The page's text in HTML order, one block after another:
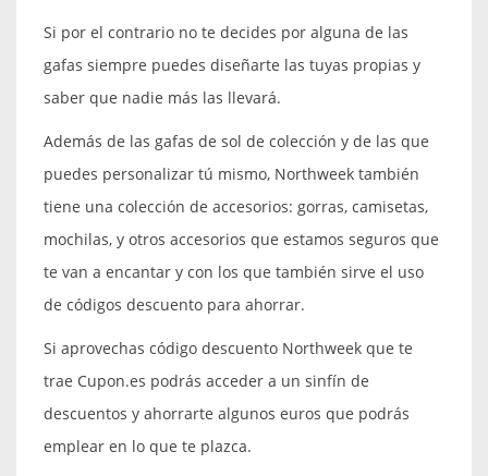
Si por el contrario no te decides por alguna de las
gafas siempre puedes diseñarte las tuyas propias y
saber que nadie más las llevará.
Además de las gafas de sol de colección y de las que
puedes personalizar tú mismo, Northweek también
tiene una colección de accesorios: gorras, camisetas,
mochilas, y otros accesorios que estamos seguros que
te van a encantar y con los que también sirve el uso
de códigos descuento para ahorrar.
Si aprovechas código descuento Northweek que te
trae Cupon.es podrás acceder a un sinfín de
descuentos y ahorrarte algunos euros que podrás
emplear en lo que te plazca.